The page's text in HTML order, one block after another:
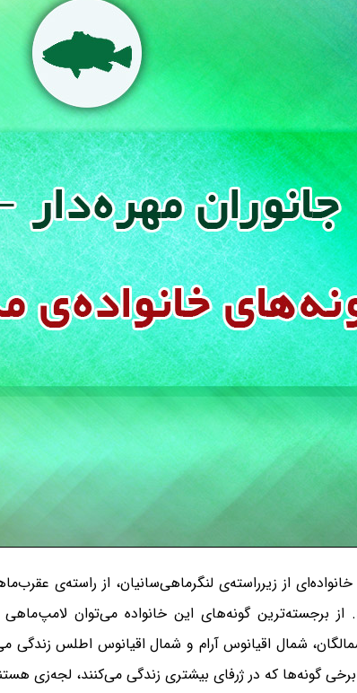
شعر فارسی
زندگینامه‌ی بزرگان
گفتاورد
شده‌اند. از برجسته‌ترین گونه‌های این خانواده می‌توان
شمال اقیانوس آرام و شمال اقیانوس اطلس